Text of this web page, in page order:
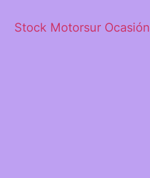
Stock Motorsur Ocasión